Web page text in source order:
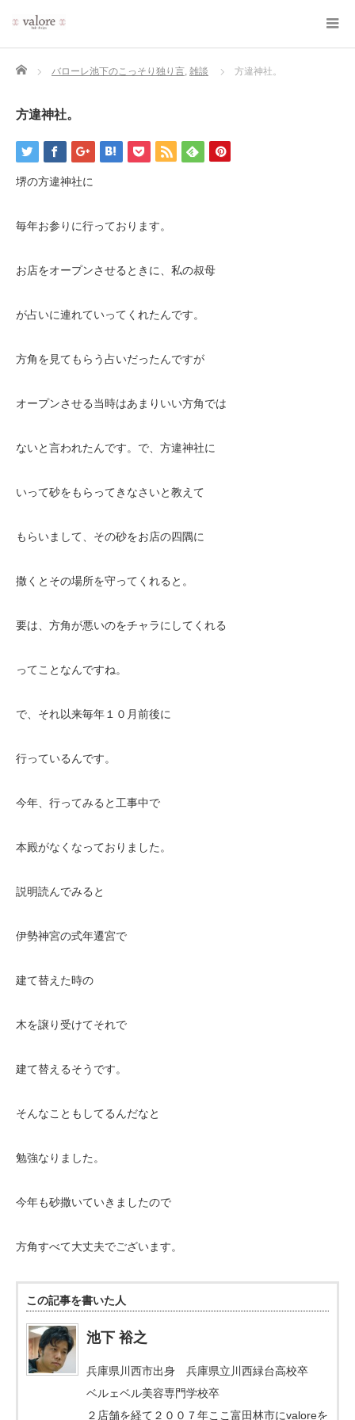
Home バローレ池下のこっそり独り言, 雑談 方違神社。
方違神社。
堺の方違神社に
毎年お参りに行っております。
お店をオープンさせるときに、私の叔母
が占いに連れていってくれたんです。
方角を見てもらう占いだったんですが
オープンさせる当時はあまりいい方角では
ないと言われたんです。で、方違神社に
いって砂をもらってきなさいと教えて
もらいまして、その砂をお店の四隅に
撒くとその場所を守ってくれると。
要は、方角が悪いのをチャラにしてくれる
ってことなんですね。
で、それ以来毎年１０月前後に
行っているんです。
今年、行ってみると工事中で
本殿がなくなっておりました。
説明読んでみると
伊勢神宮の式年遷宮で
建て替えた時の
木を譲り受けてそれで
建て替えるそうです。
そんなこともしてるんだなと
勉強なりました。
今年も砂撒いていきましたので
方角すべて大丈夫でございます。
この記事を書いた人
池下 裕之
兵庫県川西市出身 兵庫県立川西緑台高校卒
ベルェベル美容専門学校卒
２店舗を経て２００７年ここ富田林市にvaloreを